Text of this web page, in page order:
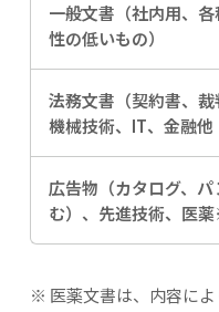
一般文書（社内用、
性の低いもの）
法務文書（契約書、裁
機械技術、IT、金融他
広告物（カタログ、
む）、先進技術、医
※ 医薬文書は、内容に